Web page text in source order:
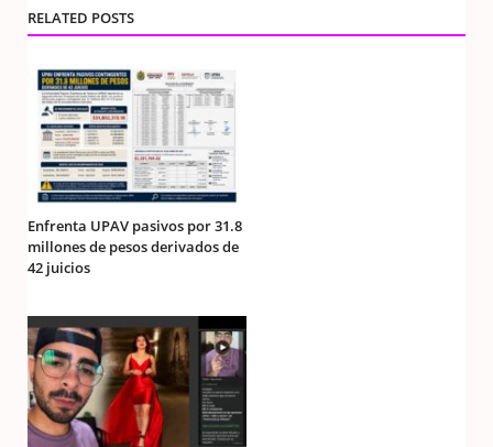
RELATED POSTS
Enfrenta UPAV pasivos por 31.8
millones de pesos derivados de
42 juicios